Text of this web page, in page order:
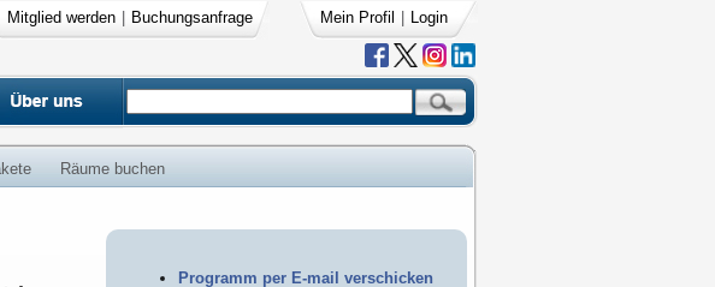
Mitglied werden Buchungsanfrage Mein Profil Login
Räume buchen
Programm per E-mail verschicken